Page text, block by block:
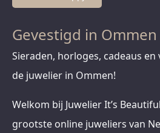
Gevestigd in Ommen
Sieraden, horloges, cadeaus en
de juwelier in Ommen!
Welkom bij Juwelier It’s
grootste online juweliers van